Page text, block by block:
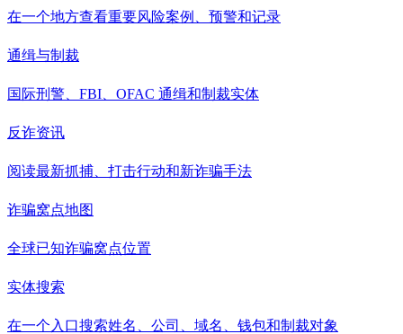
在一个地方查看重要风险案例、预警和记录
通缉与制裁
国际刑警、FBI、OFAC 通缉和制裁实体
反诈资讯
阅读最新抓捕、打击行动和新诈骗手法
诈骗窝点地图
全球已知诈骗窝点位置
实体搜索
在一个入口搜索姓名、公司、域名、钱包和制裁对象